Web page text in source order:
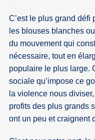
C’est le plus grand
les blouses blanches
du mouvement qui
nécessaire, tout en
populaire le plus large.
sociale qu’impose ce
la violence nous
profits des plus grands
ont un peu et craignent